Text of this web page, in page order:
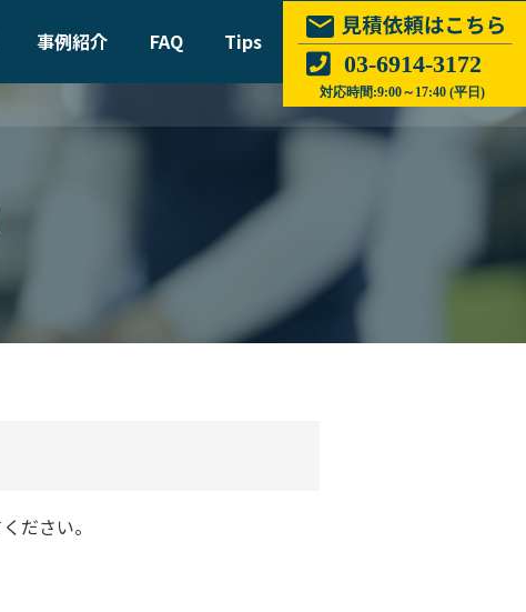
事例紹介 FAQ Tips
ださい。